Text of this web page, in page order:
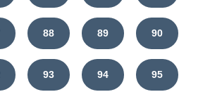
88 89 90
93 94 95